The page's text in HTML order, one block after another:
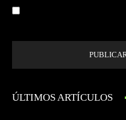
ÚLTIMOS ARTÍCULOS